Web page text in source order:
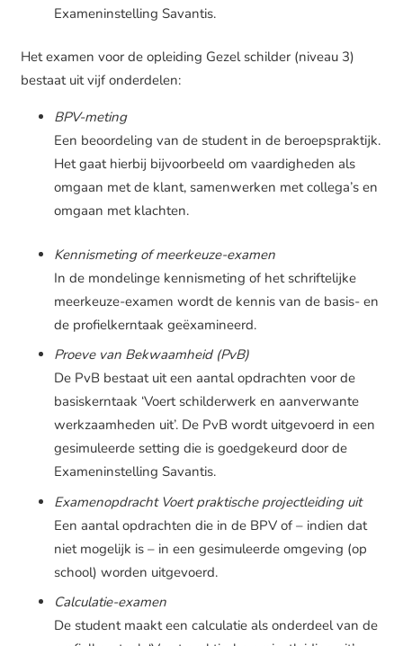
Exameninstelling Savantis.
Het examen voor de opleiding Gezel schilder (niveau 3)
bestaat uit vijf onderdelen:
BPV-meting
Een beoordeling van de student in de beroepspraktijk.
Het gaat hierbij bijvoorbeeld om vaardigheden als
omgaan met de klant, samenwerken met collega’s en
omgaan met klachten.
Kennismeting of meerkeuze-examen
In de mondelinge kennismeting of het schriftelijke
meerkeuze-examen wordt de kennis van de basis- en
de profielkerntaak geëxamineerd.
Proeve van Bekwaamheid (PvB)
De PvB bestaat uit een aantal opdrachten voor de
basiskerntaak ‘Voert schilderwerk en aanverwante
werkzaamheden uit’. De PvB wordt uitgevoerd in een
gesimuleerde setting die is goedgekeurd door de
Exameninstelling Savantis.
Examenopdracht Voert praktische projectleiding uit
Een aantal opdrachten die in de BPV of – indien dat
niet mogelijk is – in een gesimuleerde omgeving (op
school) worden uitgevoerd.
Calculatie-examen
De student maakt een calculatie als onderdeel van de